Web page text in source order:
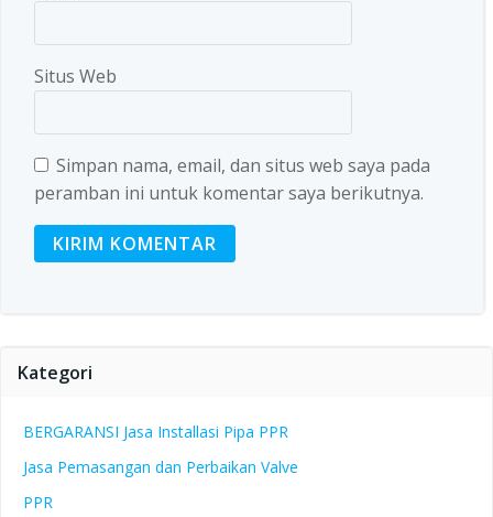
Situs Web
Simpan nama, email, dan situs web saya pada
peramban ini untuk komentar saya berikutnya.
Kategori
BERGARANSI Jasa Installasi Pipa PPR
Jasa Pemasangan dan Perbaikan Valve
PPR